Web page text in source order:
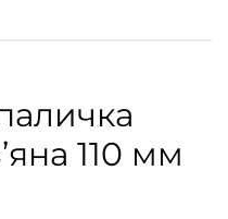
110 мм